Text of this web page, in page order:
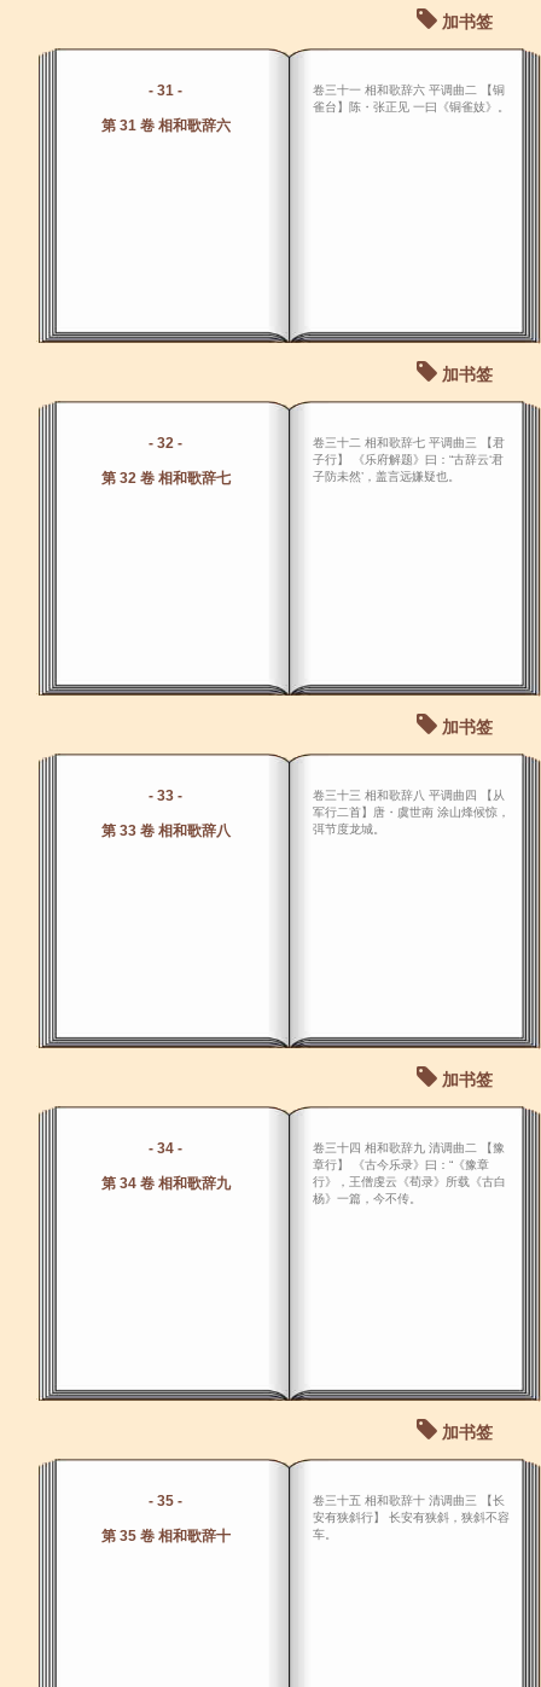
加书签
- 31 -
第 31 卷 相和歌辞六
卷三十一 相和歌辞六 平调曲二 【铜
雀台】陈・张正见 一曰《铜雀妓》。
加书签
- 32 -
第 32 卷 相和歌辞七
卷三十二 相和歌辞七 平调曲三 【君
子行】 《乐府解题》曰：“古辞云‘君
子防未然’，盖言远嫌疑也。
加书签
- 33 -
第 33 卷 相和歌辞八
卷三十三 相和歌辞八 平调曲四 【从
军行二首】唐・虞世南 涂山烽候惊，
弭节度龙城。
加书签
- 34 -
第 34 卷 相和歌辞九
卷三十四 相和歌辞九 清调曲二 【豫
章行】 《古今乐录》曰：“《豫章
行》，王僧虔云《荀录》所载《古白
杨》一篇，今不传。
加书签
- 35 -
第 35 卷 相和歌辞十
卷三十五 相和歌辞十 清调曲三 【长
安有狭斜行】 长安有狭斜，狭斜不容
车。